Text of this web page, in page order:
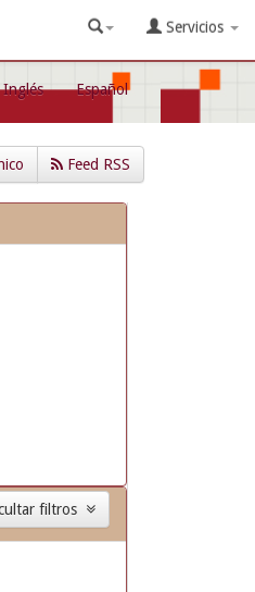
Servicios
Inglés Español
Feed RSS